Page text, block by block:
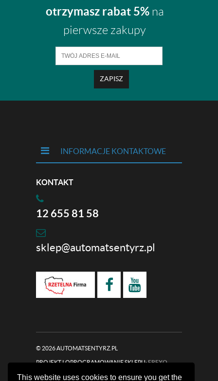
This website uses cookies to ensure you get the
otrzymasz rabat 5%na
pierwsze zakupy
ZAPISZ
INFORMACJE KONTAKTOWE
KONTAKT
12 655 81 58
sklep@automatsentyrz.pl
© 2026 AUTOMATSENTYRZ.PL
PROJEKT I OPROGRAMOWANIE SKLEPU:EBEXO